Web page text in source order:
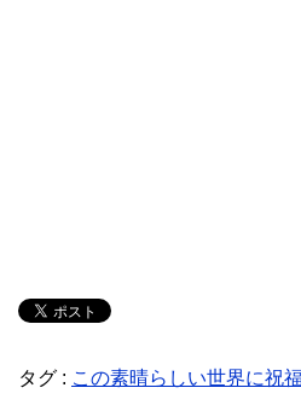
タグ : この素晴らしい世界に祝